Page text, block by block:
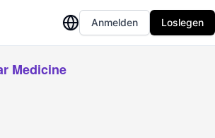
Anmelden Loslegen
Medicine